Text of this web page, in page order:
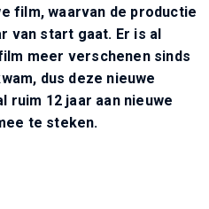
film, waarvan de productie
van start gaat. Er is al
meer verschenen sinds
dus deze nieuwe
12 jaar aan nieuwe
te steken.